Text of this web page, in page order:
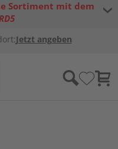
Sortiment mit dem
Jetzt angeben